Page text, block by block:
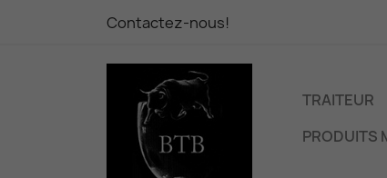
Contactez-nous!
TRAITEUR
PRODUITS